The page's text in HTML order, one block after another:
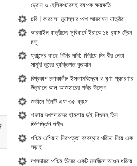
ড্রোন ও হেলিকপ্টারসহ ব্যাপক ক্ষয়ক্ষতি
ছবি | কারবালা মুয়াল্লার পথে আরবাঈন যাত্রীরা
আরবাইন যাত্রীদের সুবিধার্থে ইরাকে ১৪ র‍্যাম ট্রেন
চালু
ফ্রান্সের কাছে গিনির দাবি: ফিরিয়ে দিন বীর নেতা
সামুরি তুরের ব্যক্তিগত কুরআন
বিশ্বকাপ চলাকালীন ইসলামবিদ্বেষ ও ঘৃণা-প্রচারণার
উত্থানে আল-আজহারের গভীর উদ্বেগ
জর্ডানে তিনটি এফ-৩৫ ধ্বংস
গাজায় দখলদারদের হামলায় দুই শিশুসহ তিন
ফিলিস্তিনি শহীদ
পশ্চিম এশিয়ায় নিরাপত্তা ব্যবস্থার পরিচয় নিয়ে এক
লড়াই
দখলদাররা পশ্চিম তীরের একটি মসজিদে আগুন ধরিয়ে